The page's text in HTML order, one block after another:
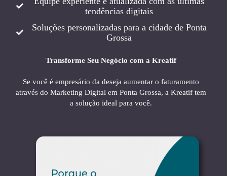
tendências digitais
Soluções personalizadas para a cidade de Ponta
Grossa
Transforme Seu Negócio com a Kreatif
Se você é empresário da deseja aumentar o faturamento
através do Marketing Digital em Ponta Grossa, a Kreatif tem
a solução ideal para você.